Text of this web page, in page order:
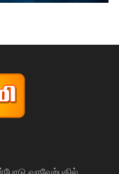
வரவேற்பதில்